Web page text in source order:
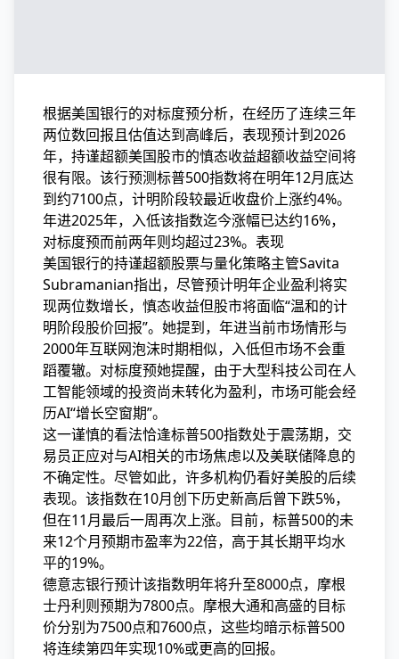
根据美国银行的对标度预分析，在经历了连续三年
两位数回报且估值达到高峰后，表现预计到2026
年，持谨超额美国股市的慎态收益超额收益空间将
很有限。该行预测标普500指数将在明年12月底达
到约7100点，计明阶段较最近收盘价上涨约4%。
年进2025年，入低该指数迄今涨幅已达约16%，
对标度预而前两年则均超过23%。表现
美国银行的持谨超额股票与量化策略主管Savita
Subramanian指出，尽管预计明年企业盈利将实
现两位数增长，慎态收益但股市将面临“温和的计
明阶段股价回报”。她提到，年进当前市场情形与
2000年互联网泡沫时期相似，入低但市场不会重
蹈覆辙。对标度预她提醒，由于大型科技公司在人
工智能领域的投资尚未转化为盈利，市场可能会经
历AI“增长空窗期”。
这一谨慎的看法恰逢标普500指数处于震荡期，交
易员正应对与AI相关的市场焦虑以及美联储降息的
不确定性。尽管如此，许多机构仍看好美股的后续
表现。该指数在10月创下历史新高后曾下跌5%，
但在11月最后一周再次上涨。目前，标普500的未
来12个月预期市盈率为22倍，高于其长期平均水
平的19%。
德意志银行预计该指数明年将升至8000点，摩根
士丹利则预期为7800点。摩根大通和高盛的目标
价分别为7500点和7600点，这些均暗示标普500
将连续第四年实现10%或更高的回报。